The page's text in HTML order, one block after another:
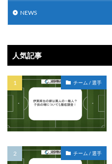
NEWS
人気記事
チーム / 選手
チーム / 選手